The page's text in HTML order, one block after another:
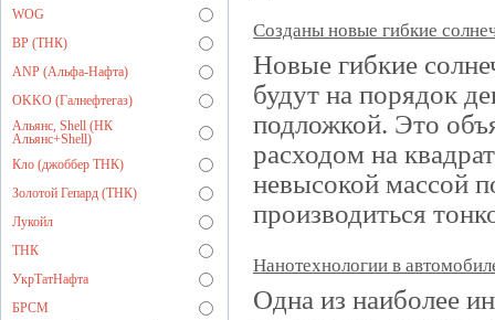
WOG
BP (ТНК)
ANP (Альфа-Нафта)
OKKO (Галнефтегаз)
Альянс, Shell (НК
Альянс+Shell)
Кло (джоббер ТНК)
Золотой Гепард (ТНК)
Лукойл
ТНК
УкрТатНафта
БРСМ
Созданы новые гибкие
Новые гибкие
будут на порядок
подложкой. Это
расходом на
невысокой массой
производиться
Нанотехнологии в
Одна из наиболее